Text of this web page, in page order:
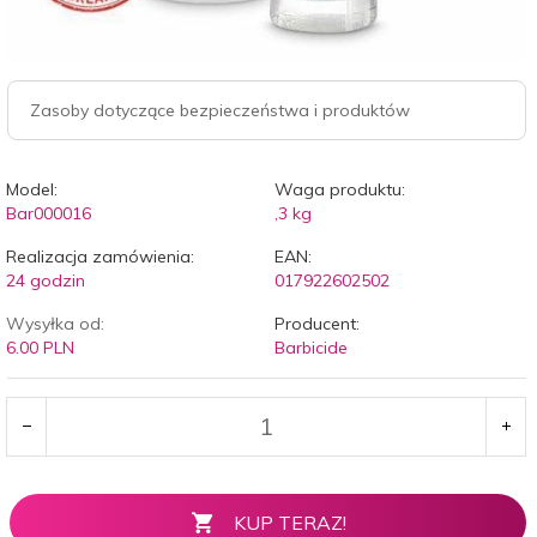
Zasoby dotyczące bezpieczeństwa i produktów
Model:
Bar000016
Waga produktu:
,3 kg
Realizacja zamówienia:
24 godzin
EAN:
017922602502
Wysyłka od:
6.00 PLN
Producent:
Barbicide
KUP TERAZ!